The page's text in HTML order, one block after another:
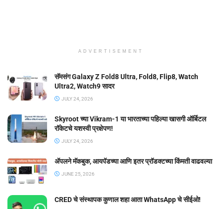
ADVERTISEMENT
सॅमसंग Galaxy Z Fold8 Ultra, Fold8, Flip8, Watch
Ultra2, Watch9 सादर
JULY 24, 2026
Skyroot च्या Vikram-1 या भारताच्या पहिल्या खासगी ऑर्बिटल
रॉकेटचे यशस्वी प्रक्षेपण!
JULY 24, 2026
ॲपलने मॅकबुक, आयपॅडच्या आणि इतर प्रॉडक्टच्या किंमती वाढवल्या
JUNE 25, 2026
CRED चे संस्थापक कुणाल शहा आता WhatsApp चे सीईओ!